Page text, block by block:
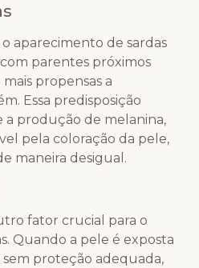
aparecimento de sardas
parentes próximos
propensas a
Essa predisposição
a produção de melanina,
pela coloração da pele,
maneira desigual.
fator crucial para o
Quando a pele é exposta
proteção adequada,